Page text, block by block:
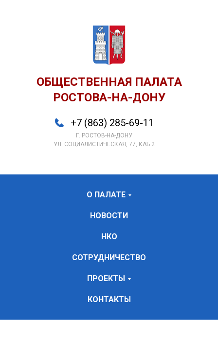
ОБЩЕСТВЕННАЯ ПАЛАТА
РОСТОВА-НА-ДОНУ
+7 (863) 285-69-11
Г. РОСТОВ-НА-ДОНУ
УЛ. СОЦИАЛИСТИЧЕСКАЯ, 77, КАБ 2
О ПАЛАТЕ
НОВОСТИ
НКО
СОТРУДНИЧЕСТВО
ПРОЕКТЫ
КОНТАКТЫ